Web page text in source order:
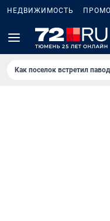
НЕДВИЖИМОСТЬ
Как поселок встретил